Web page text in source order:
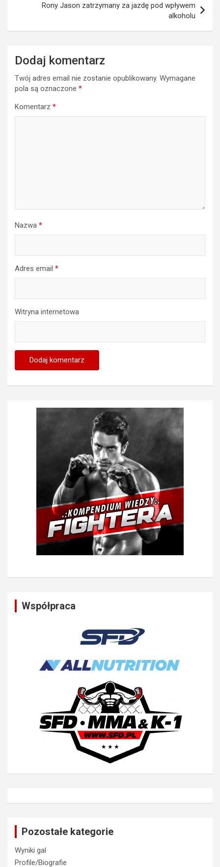
Rony Jason zatrzymany za jazdę pod wpływem
alkoholu
Dodaj komentarz
Twój adres email nie zostanie opublikowany. Wymagane
pola są oznaczone *
Komentarz *
Nazwa *
Adres email *
Witryna internetowa
Współpraca
Pozostałe kategorie
Wyniki gal
Profile/Biografie